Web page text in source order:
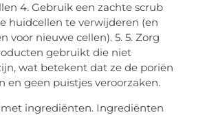
4. Gebruik een zachte scrub
huidcellen te verwijderen (en
voor nieuwe cellen). 5. 5. Zorg
gebruikt die niet
wat betekent dat ze de poriën
en geen puistjes veroorzaken.
met ingrediënten. Ingrediënten